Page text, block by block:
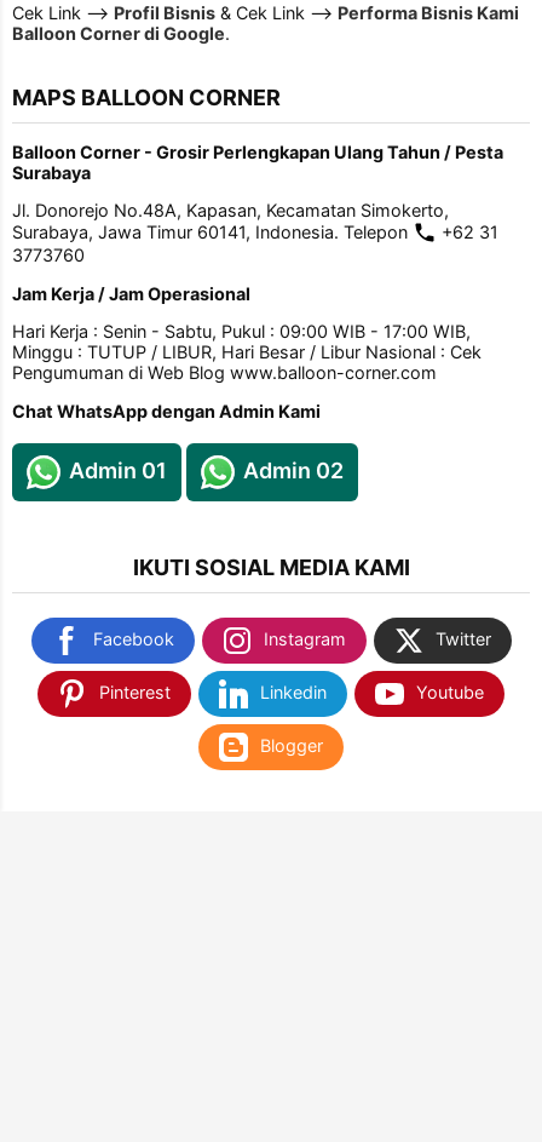
Cek Link --> Profil Bisnis & Cek Link --> Performa Bisnis Kami
Balloon Corner di Google.
MAPS BALLOON CORNER
Balloon Corner - Grosir Perlengkapan Ulang Tahun / Pesta
Surabaya
Jl. Donorejo No.48A, Kapasan, Kecamatan Simokerto,
Surabaya, Jawa Timur 60141, Indonesia. Telepon
+62 31
3773760
Jam Kerja / Jam Operasional
Hari Kerja : Senin - Sabtu, Pukul : 09:00 WIB - 17:00 WIB,
Minggu : TUTUP / LIBUR, Hari Besar / Libur Nasional : Cek
Pengumuman di Web Blog www.balloon-corner.com
Chat WhatsApp dengan Admin Kami
Admin 01 Admin 02
IKUTI SOSIAL MEDIA KAMI
Facebook Instagram Twitter
Pinterest Linkedin Youtube
Blogger